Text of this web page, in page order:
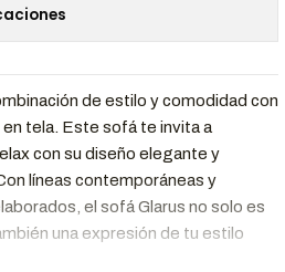
de estilo y comodidad con
tela. Este sofá te invita a
con su diseño elegante y
líneas contemporáneas y
el sofá Glarus no solo es
una expresión de tu estilo